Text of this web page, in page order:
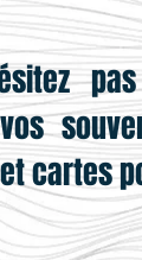
cartes